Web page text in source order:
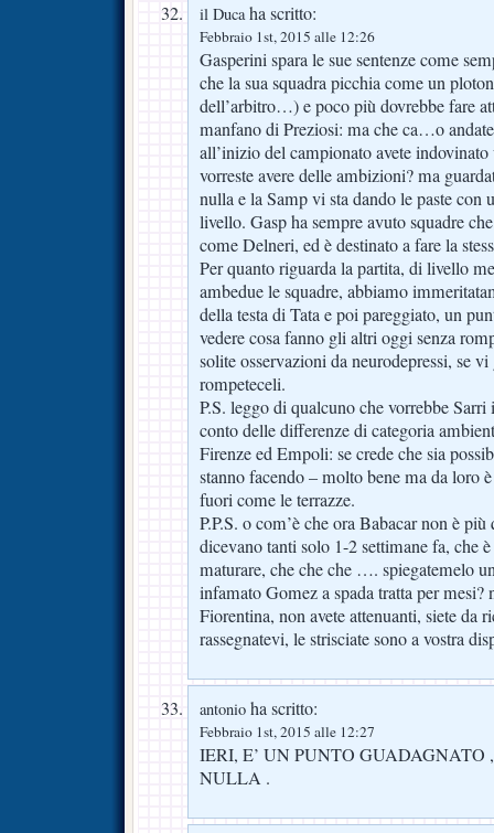
il Ducaha scritto:
Febbraio 1st, 2015 alle 12:26
Gasperini spara le sue sentenze come
che la sua squadra picchia come un
dell’arbitro…) e poco più dovrebbe fare
manfano di Preziosi: ma che ca…o
all’inizio del campionato avete
vorreste avere delle ambizioni? ma
nulla e la Samp vi sta dando le paste con
livello. Gasp ha sempre avuto squadre
come Delneri, ed è destinato a fare la
Per quanto riguarda la partita, di livello
ambedue le squadre, abbiamo
della testa di Tata e poi pareggiato, un
vedere cosa fanno gli altri oggi senza
solite osservazioni da neurodepressi, se
rompeteceli.
P.S. leggo di qualcuno che vorrebbe
conto delle differenze di categoria
Firenze ed Empoli: se crede che sia
stanno facendo – molto bene ma da loro
fuori come le terrazze.
P.P.S. o com’è che ora Babacar non è
dicevano tanti solo 1-2 settimane fa, che
maturare, che che che …. spiegatemelo
infamato Gomez a spada tratta per mesi?
Fiorentina, non avete attenuanti, siete da
rassegnatevi, le strisciate sono a vostra
antonio ha scritto:
Febbraio 1st, 2015 alle 12:27
IERI, E’ UN PUNTO GUADAGNATO
NULLA .